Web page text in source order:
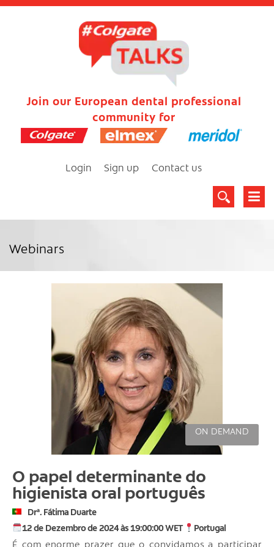
Join our European dental professional
community for
Login Sign up Contact us
Webinars
ON DEMAND
O papel determinante do
higienista oral português
Drª. Fátima Duarte
12 de Dezembro de 2024 às 19:00:00 WET
Portugal
É com enorme prazer que o convidamos a participar